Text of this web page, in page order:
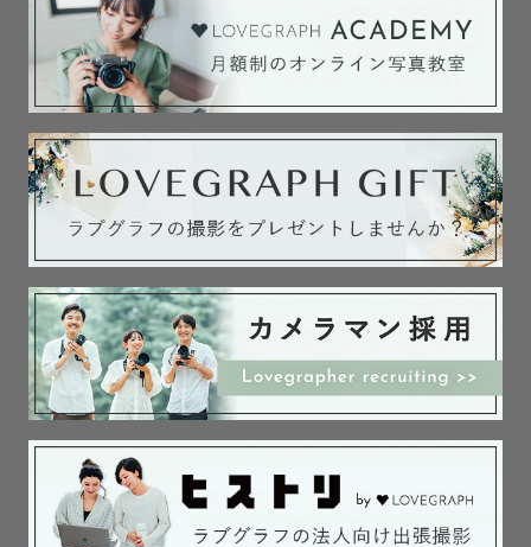
◇撮影前に◇
事前にどういった写真をお撮りになりたいのか打ち合わせ
をします。
メールやLINEでも可能ですが、LINEビデオ通話やzoomで
の打ち合わせも対応可能です。
直接お話しいただく事でどんなカメラマンなのか、また撮
影イメージなども伝わりやすくなるかと思います。
◇撮影スケジュールについて◇
スケジュールにに×が付いていも、撮影可能な場合もござい
ますので、ぜひLINE公式アカウントからお問合せくださ
い。
◇撮影場所◇
主に栃木県内、宇都宮市を中心に活動しております。